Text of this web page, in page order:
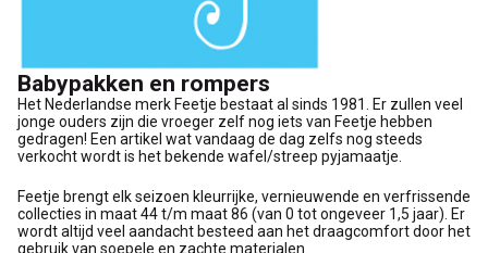
Babypakken en rompers
Het Nederlandse merk Feetje bestaat al sinds 1981. Er zullen veel
jonge ouders zijn die vroeger zelf nog iets van Feetje hebben
gedragen! Een artikel wat vandaag de dag zelfs nog steeds
verkocht wordt is het bekende wafel/streep pyjamaatje.
Feetje brengt elk seizoen kleurrijke, vernieuwende en verfrissende
collecties in maat 44 t/m maat 86 (van 0 tot ongeveer 1,5 jaar). Er
wordt altijd veel aandacht besteed aan het draagcomfort door het
gebruik van soepele en zachte materialen.